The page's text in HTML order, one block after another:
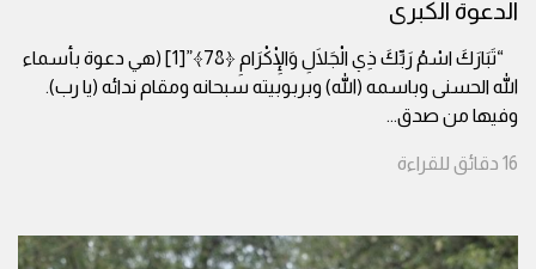
الدعوة الكبرى
“تَبَارَكَ اسْمُ رَبِّكَ ذِي الْجَلَالِ وَالْإِكْرَامِ ﴿78﴾”[1] (هي دعوة بأسماء
الله الحسنى وباسمه (الله) وبربوبيته سبحانه ومقام ندائه (يا رب).
وفيها من صدق...
16 دقائق للقراءة